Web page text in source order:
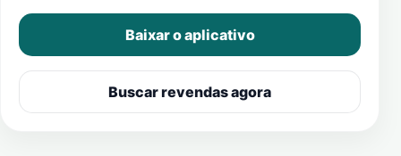
Baixar o aplicativo
Buscar revendas agora